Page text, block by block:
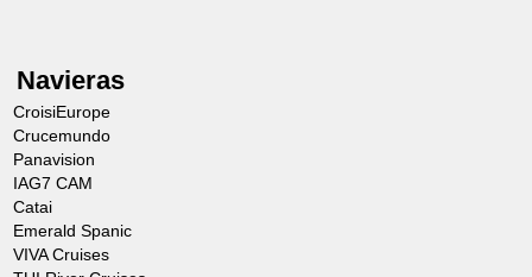
Navieras
CroisiEurope
Crucemundo
Panavision
IAG7 CAM
Catai
Emerald Spanic
VIVA Cruises